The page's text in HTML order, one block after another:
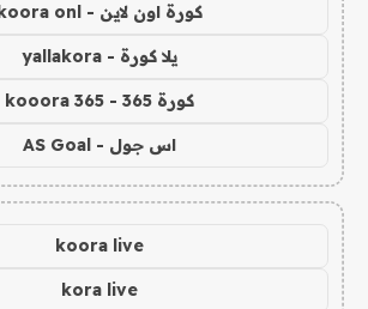
كورة اون لاين - koora onl
يلا كورة - yallakora
كورة 365 - kooora 365
اس جول - AS Goal
koora live
kora live